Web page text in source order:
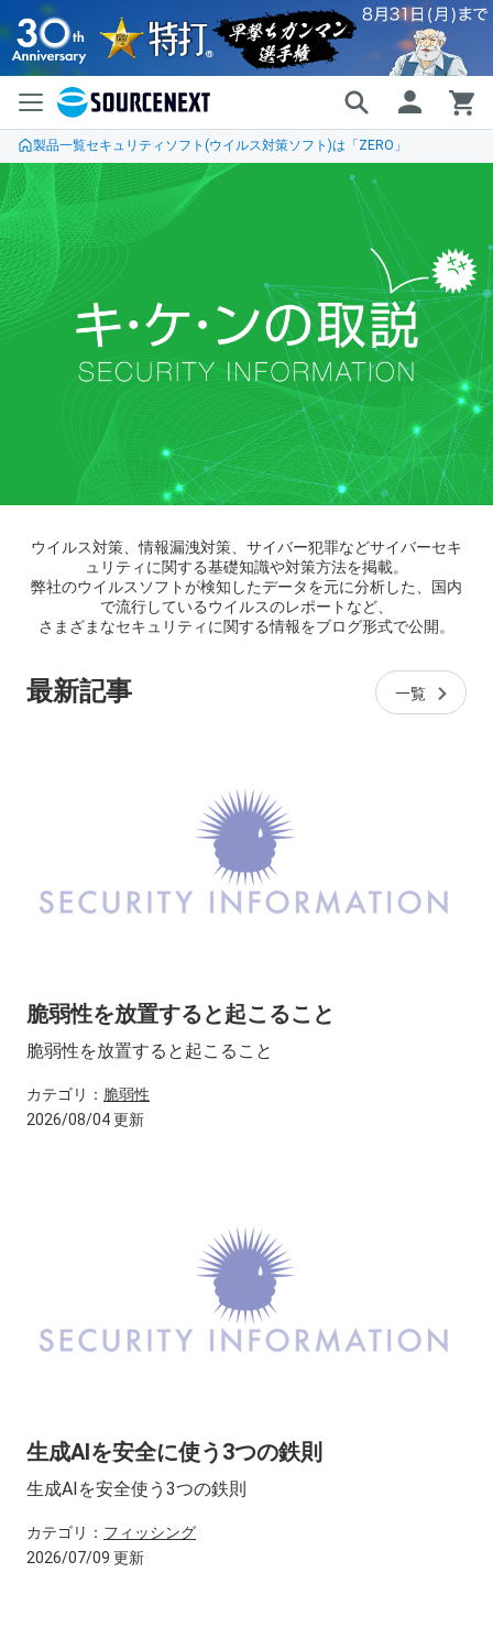
製品一覧セキュリティソフト(ウイルス対策ソフト)は「ZERO」
ウイルス対策、情報漏洩対策、サイバー犯罪などサイバーセキ
ュリティに関する基礎知識や対策方法を掲載。
弊社のウイルスソフトが検知したデータを元に分析した、国内
で流行しているウイルスのレポートなど、
さまざまなセキュリティに関する情報をブログ形式で公開。
最新記事 一覧
脆弱性を放置すると起こること
脆弱性を放置すると起こること
カテゴリ： 脆弱性
2026/08/04 更新
生成AIを安全に使う3つの鉄則
生成AIを安全使う3つの鉄則
カテゴリ： フィッシング
2026/07/09 更新